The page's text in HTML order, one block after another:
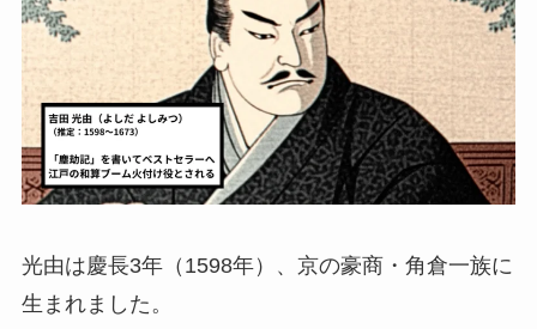
光由は慶長3年（1598年）、京の豪商・角倉一族に
生まれました。